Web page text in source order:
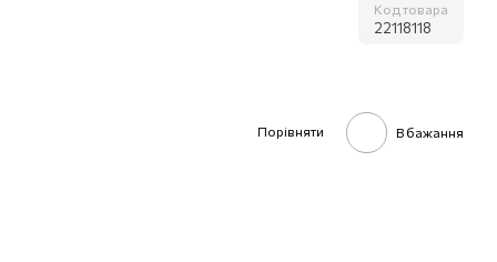
Код товара
22118118
Порівняти В бажання